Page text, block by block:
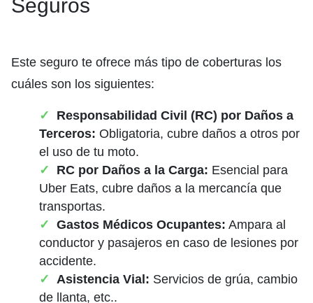
Seguros
Este seguro te ofrece más tipo de coberturas los
cuáles son los siguientes:
Responsabilidad Civil (RC) por Daños a
Terceros: Obligatoria, cubre daños a otros por
el uso de tu moto.
RC por Daños a la Carga: Esencial para
Uber Eats, cubre daños a la mercancía que
transportas.
Gastos Médicos Ocupantes: Ampara al
conductor y pasajeros en caso de lesiones por
accidente.
Asistencia Vial: Servicios de grúa, cambio
de llanta, etc..